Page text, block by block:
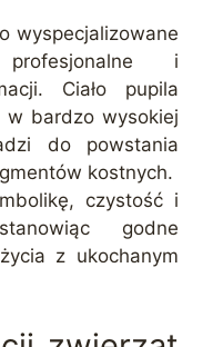
wyspecjalizowane
i
Ciało pupila
w bardzo wysokiej
do powstania
kostnych.
czystość i
godne
z ukochanym